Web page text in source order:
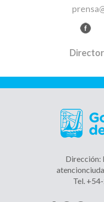
Director
Dirección:
Tel.